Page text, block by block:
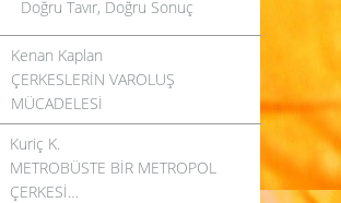
Doğru Tavır, Doğru Sonuç
Kenan Kaplan
ÇERKESLERİN VAROLUŞ
MÜCADELESİ
Kuriç K.
METROBÜSTE BİR METROPOL
ÇERKESİ…